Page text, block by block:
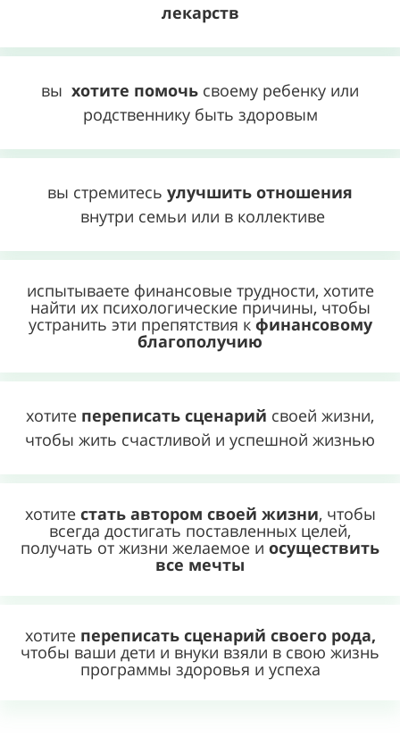
лекарств
вы хотите помочь своему ребенку или
родственнику быть здоровым
вы стремитесь улучшить отношения
внутри семьи или в коллективе
испытываете финансовые трудности, хотите
найти их психологические причины, чтобы
устранить эти препятствия кфинансовому
благополучию
хотите переписать сценарий своей жизни,
чтобы жить счастливой и успешной жизнью
хотите стать автором своей жизни, чтобы
всегда достигать поставленных целей,
получать от жизни желаемое и осуществить
все мечты
хотите переписать сценарий своего рода,
чтобы ваши дети и внуки взяли в свою жизнь
программы здоровья и успеха